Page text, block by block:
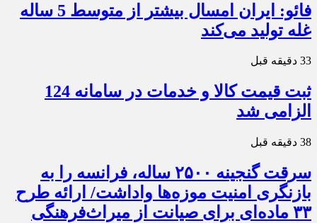
فائو: ایران امسال بیشتر از متوسط 5 ساله
غله تولید می‌کند
33 دقیقه قبل
ثبت قیمت کالا و خدمات در سامانه 124
الزامی شد
38 دقیقه قبل
سرقت گنجینه ۲۵۰۰ ساله، فرانسه را به
بازنگری امنیت موزه‌ها واداشت/ ارائه طرح
۳۳ ماده‌ای برای صیانت از میراث‌فرهنگی